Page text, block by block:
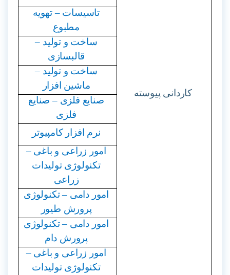
کاردانی پیوسته
تاسیسات – تهویه
مطبوع
ساخت و تولید –
قالبسازی
ساخت و تولید –
ماشین افزار
صنایع فلزی – صنایع
فلزی
نرم افزار کامپیوتر
امور زراعی و باغی –
تکنولوژی تولیدات
زراعی
امور دامی – تکنولوژی
پرورش طیور
امور دامی – تکنولوژی
پرورش دام
امور زراعی و باغی –
تکنولوژی تولیدات